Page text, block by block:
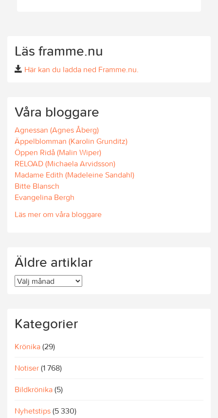
Läs framme.nu
Här kan du ladda ned Framme.nu.
Våra bloggare
Agnessan (Agnes Åberg)
Äppelblomman (Karolin Grunditz)
Öppen Ridå (Malin Wiper)
RELOAD (Michaela Arvidsson)
Madame Edith (Madeleine Sandahl)
Bitte Blansch
Evangelina Bergh
Läs mer om våra bloggare
Äldre artiklar
Äldre
Kategorier
Krönika (29)
Notiser (1 768)
Bildkrönika (5)
Nyhetstips (5 330)